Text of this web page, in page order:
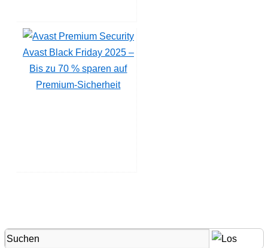
Avast Black Friday 2025 –
Bis zu 70 % sparen auf
Premium-Sicherheit